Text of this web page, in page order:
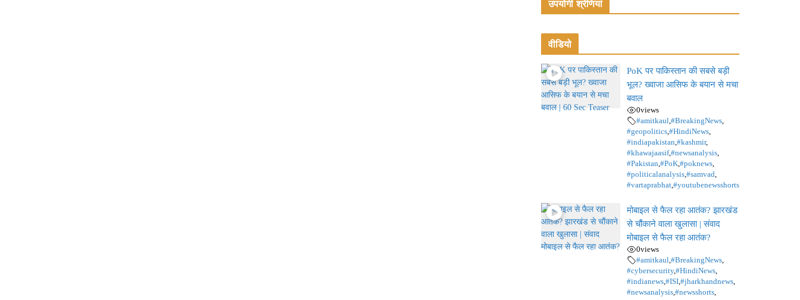
उपयोगी श्रेणियां
वीडियो
PoK पर पाकिस्तान की सबसे बड़ी
भूल? ख्वाजा आसिफ के बयान से मचा
बवाल
0views
#amitkaul,#BreakingNews,
#geopolitics,#HindiNews,
#indiapakistan,#kashmir,
#khawajaasif,#newsanalysis,
#Pakistan,#PoK,#poknews,
#politicalanalysis,#samvad,
#vartaprabhat,#youtubenewsshorts
मोबाइल से फैल रहा आतंक? झारखंड
से चौंकाने वाला खुलासा | संवाद
मोबाइल से फैल रहा आतंक?
0views
#amitkaul,#BreakingNews,
#cybersecurity,#HindiNews,
#indianews,#ISI,#jharkhandnews,
#newsanalysis,#newsshorts,